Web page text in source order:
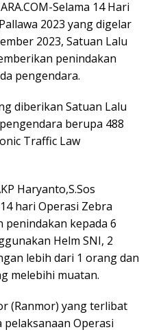
Selama 14 Hari
2023 yang digelar
2023, Satuan Lalu
penindakan
pengendara.
diberikan Satuan Lalu
berupa 488
Traffic Law
Haryanto,S.Sos
hari Operasi Zebra
penindakan kepada 6
Helm SNI, 2
lebih dari 1 orang dan
melebihi muatan.
(Ranmor) yang terlibat
pelaksanaan Operasi